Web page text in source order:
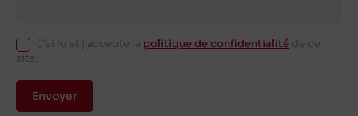
J'ai lu et j'accepte la politique de confidentialité de ce
site.
Envoyer